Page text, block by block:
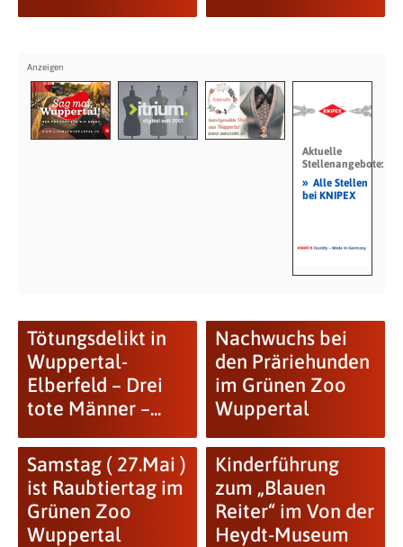
Aktuelle
Stellenangebote:
» Alle Stellen
bei KNIPEX
Tötungsdelikt in
Wuppertal-
Elberfeld – Drei
tote Männer –...
Nachwuchs bei
den Präriehunden
im Grünen Zoo
Wuppertal
Samstag ( 27.Mai )
ist Raubtiertag im
Grünen Zoo
Wuppertal
Kinderführung
zum „Blauen
Reiter“ im Von der
Heydt-Museum